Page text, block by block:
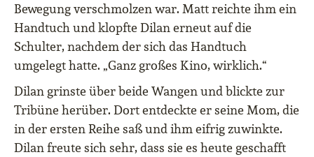
Bewegung verschmolzen war. Matt reichte ihm ein
Handtuch und klopfte Dilan erneut auf die
Schulter, nachdem der sich das Handtuch
umgelegt hatte. „Ganz großes Kino, wirklich.“
Dilan grinste über beide Wangen und blickte zur
Tribüne herüber. Dort entdeckte er seine Mom, die
in der ersten Reihe saß und ihm eifrig zuwinkte.
Dilan freute sich sehr, dass sie es heute geschafft